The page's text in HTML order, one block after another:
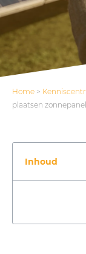
Home >
plaatsen
Inhoud